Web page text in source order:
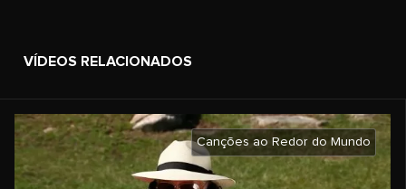
VÍDEOS RELACIONADOS
Canções ao Redor do Mundo